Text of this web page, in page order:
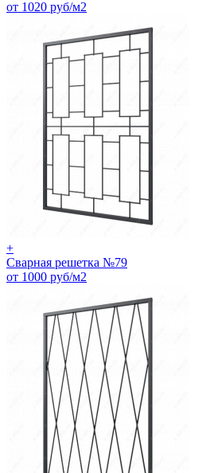
от 1020 руб/м2
+
Сварная решетка №79
от 1000 руб/м2